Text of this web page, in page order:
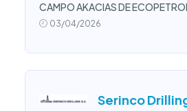
CAMPO AKACIAS DE
03/04/2026
Serinco